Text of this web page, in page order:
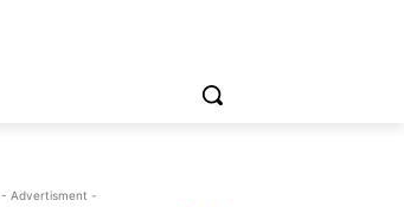
- Advertisment -